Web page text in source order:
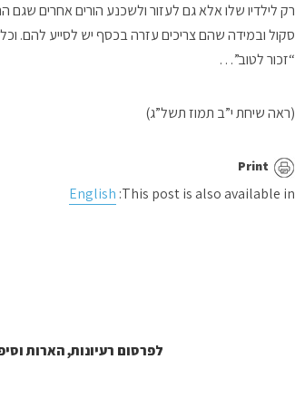
רק לילדיו שלו אלא גם לעזור ולשכנע הורים אחרים שגם
סקול ובמידה שהם צריכים עזרה בכסף יש לסייע להם. וכל
“זכור לטוב”…
(ראה שיחת י”ב תמוז תשל”ג)
Print
This post is also available in:
English
לפרסום רעיונות, הארות